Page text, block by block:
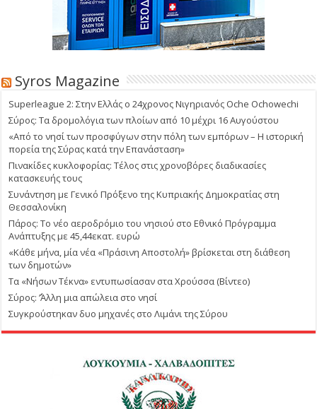
Syros Magazine
Superleague 2: Στην Ελλάς ο 24χρονος Νιγηριανός Oche Ochowechi
Σύρος: Τα δρομολόγια των πλοίων από 10 μέχρι 16 Αυγούστου
«Από το νησί των προσφύγων στην πόλη των εμπόρων – Η ιστορική
πορεία της Σύρας κατά την Επανάσταση»
Πινακίδες κυκλοφορίας: Τέλος στις χρονοβόρες διαδικασίες
κατασκευής τους
Συνάντηση με Γενικό Πρόξενο της Κυπριακής Δημοκρατίας στη
Θεσσαλονίκη
Πάρος: Το νέο αεροδρόμιο του νησιού στο Εθνικό Πρόγραμμα
Ανάπτυξης με 45,44εκατ. ευρώ
«Κάθε μήνα, μία νέα «Πράσινη Αποστολή» βρίσκεται στη διάθεση
των δημοτών»
Τα «Νήσων Τέκνα» εντυπωσίασαν στα Χρούσσα (Βίντεο)
Σύρος: ΄’Άλλη μια απώλεια στο νησί
Συγκρούστηκαν δυο μηχανές στο Λιμάνι της Σύρου